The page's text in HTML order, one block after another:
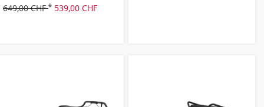
649,00 CHF
539,00 CHF